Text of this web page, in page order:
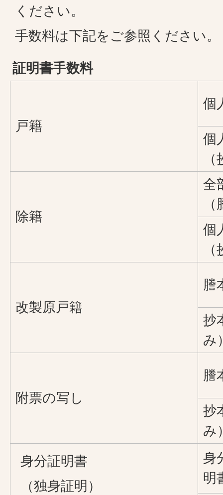
ください。
手数料は下記をご参照ください。
証明書手数料
戸籍
個
個
除籍
全
個
改製原戸籍
謄
抄
み
附票の写し
謄
抄
み
身分証明書
（独身証明）
身
明